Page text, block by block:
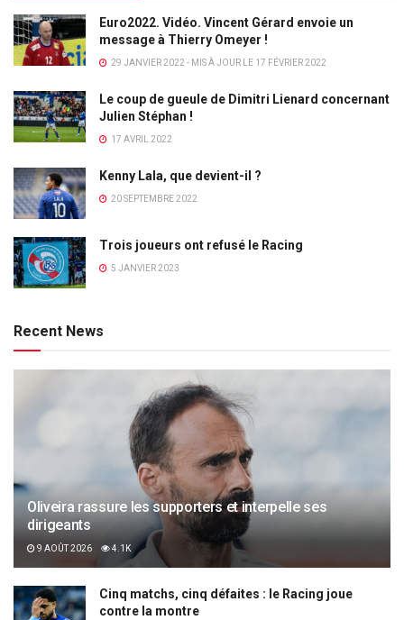
Euro2022. Vidéo. Vincent Gérard envoie un
message à Thierry Omeyer !
29 JANVIER 2022 - MIS À JOUR LE 17 FÉVRIER 2022
Le coup de gueule de Dimitri Lienard concernant
Julien Stéphan !
17 AVRIL 2022
Kenny Lala, que devient-il ?
20 SEPTEMBRE 2022
Trois joueurs ont refusé le Racing
5 JANVIER 2023
Recent News
Oliveira rassure les supporters et interpelle ses
dirigeants
9 AOÛT 2026 4.1K
Cinq matchs, cinq défaites : le Racing joue
contre la montre